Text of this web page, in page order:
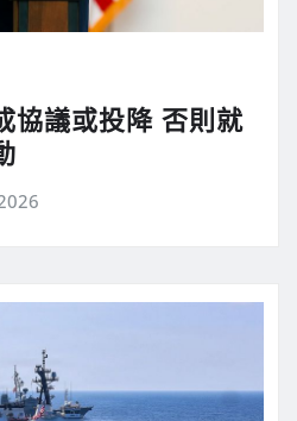
協議或投降 否則就